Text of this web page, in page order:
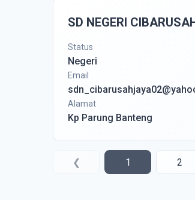
SD NEGERI
Status
Negeri
Email
Alamat
Kp Parung Banteng
❮ 1 2